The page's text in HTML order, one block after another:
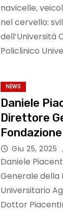
navicelle,
nel cervello:
dell’Università
Policlinico
NEWS
Daniele
Direttore
IRCCS
Giu 25, 2025
Daniele
Generale della
Universitario
Dottor